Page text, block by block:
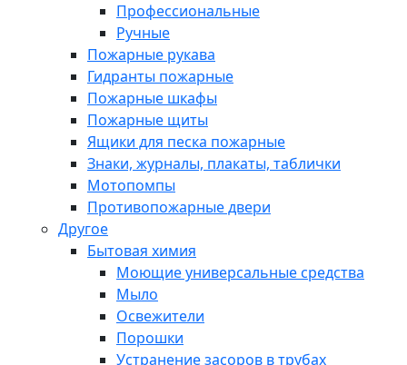
Профессиональные
Ручные
Пожарные рукава
Гидранты пожарные
Пожарные шкафы
Пожарные щиты
Ящики для песка пожарные
Знаки, журналы, плакаты, таблички
Мотопомпы
Противопожарные двери
Другое
Бытовая химия
Моющие универсальные средства
Мыло
Освежители
Порошки
Устранение засоров в трубах